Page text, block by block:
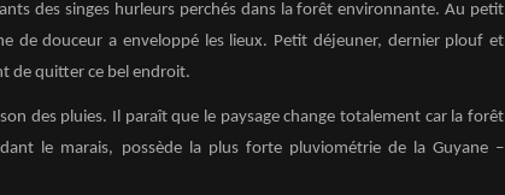
des singes hurleurs perchés dans la forêt environnante. Au petit
de douceur a enveloppé les lieux. Petit déjeuner, dernier plouf et
de quitter ce bel endroit.
des pluies. Il paraît que le paysage change totalement car la forêt
le marais, possède la plus forte pluviométrie de la Guyane –